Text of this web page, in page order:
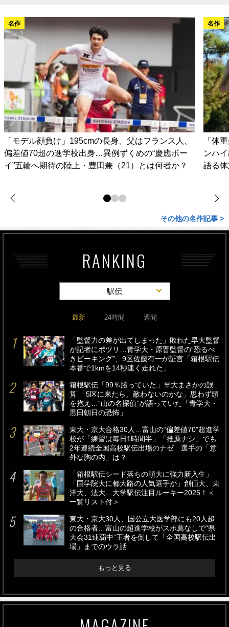
名作
「モデル顔負け」195cmの長身、父はフランス人、
偏差値70超の進学校出身…異例ずくめの“慶應ボー
イ”五輪へ期待の陸上・豊田兼（21）とは何者か？
名作
「体
ンハ
語る
その他の名作記事 >
RANKING
駅伝
最新 24時間 週間
「監督力の差が出てしまった」敗れた早大監督
が記者にポツリ…青学大・原晋監督の“恐るべ
きピーキング”、9区佐藤有一が証言「箱根駅伝
本番で1kmを14秒速く走れた」
箱根駅伝「99％勝っていた」早大まさかの誤
算 「5区に来たら、敵わないのかな」思わず頭
を抱え…“山の名探偵”が語っていた「青学大・
黒田朝日の恐怖」
東大・京大合格30人…富山の“偏差値70”超進学
校が「練習は毎日1時間半」「推薦ナシ」でも
2年連続全国高校駅伝出場のナゼ 選手の「意
外な胸の内」は？
「箱根駅伝シード落ちの順大に強力新入生」
「国学院大に都大路の人気選手が」創価大、東
洋大、法大…大学駅伝注目ルーキー2025！＜
一覧リスト付＞
東大・京大30人、国公立大医学部にも20人超
の合格者…富山の超進学校がスポ薦なしで“県
大会31連覇中”王者を倒して「全国高校駅伝出
場」までのウラ話
もっと見る